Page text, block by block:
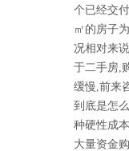
个已经交
㎡的房子
况相对来
于二手房,
缓慢,前来
到底是怎
种硬性成
大量资金购